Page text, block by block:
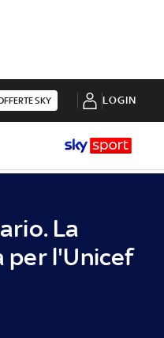
SKY LOGIN
La
per l'Unicef